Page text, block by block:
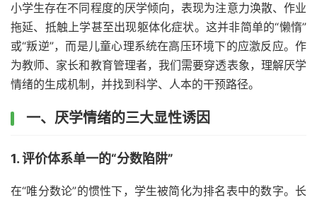
小学生存在不同程度的厌学倾向，表现为注意力涣散、作业
拖延、抵触上学甚至出现躯体化症状。这并非简单的“懒惰”
或“叛逆”，而是儿童心理系统在高压环境下的应激反应。作
为教师、家长和教育管理者，我们需要穿透表象，理解厌学
情绪的生成机制，并找到科学、人本的干预路径。
一、厌学情绪的三大显性诱因
1. 评价体系单一的“分数陷阱”
在“唯分数论”的惯性下，学生被简化为排名表中的数字。长